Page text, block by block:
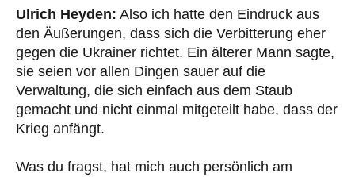
Ulrich Heyden: Also ich hatte den Eindruck aus
den Äußerungen, dass sich die Verbitterung eher
gegen die Ukrainer richtet. Ein älterer Mann sagte,
sie seien vor allen Dingen sauer auf die
Verwaltung, die sich einfach aus dem Staub
gemacht und nicht einmal mitgeteilt habe, dass der
Krieg anfängt.
Was du fragst, hat mich auch persönlich am